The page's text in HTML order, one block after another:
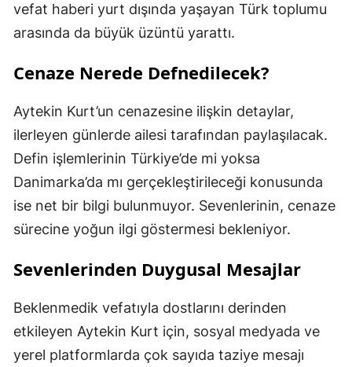
vefat haberi yurt dışında yaşayan Türk toplumu
arasında da büyük üzüntü yarattı.
Cenaze Nerede Defnedilecek?
Aytekin Kurt’un cenazesine ilişkin detaylar,
ilerleyen günlerde ailesi tarafından paylaşılacak.
Defin işlemlerinin Türkiye’de mi yoksa
Danimarka’da mı gerçekleştirileceği konusunda
ise net bir bilgi bulunmuyor. Sevenlerinin, cenaze
sürecine yoğun ilgi göstermesi bekleniyor.
Sevenlerinden Duygusal Mesajlar
Beklenmedik vefatıyla dostlarını derinden
etkileyen Aytekin Kurt için, sosyal medyada ve
yerel platformlarda çok sayıda taziye mesajı